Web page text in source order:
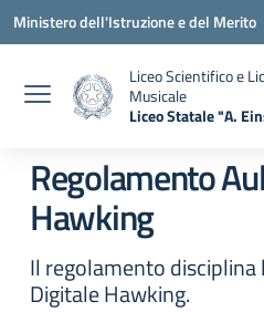
Vai ai contenuti
Vai al menu di navigazione
Vai al footer
Ministero dell'Istruzione e del Merito
Liceo Scientifico e
Musicale
Liceo Statale "A.
Regolamento
Hawking
Il regolamento
Digitale Hawking.